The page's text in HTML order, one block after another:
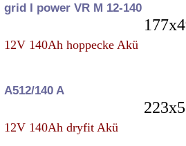
grid I power VR M 12-140
12V 140Ah hoppecke Akü
A512/140 A
12V 140Ah dryfit Akü